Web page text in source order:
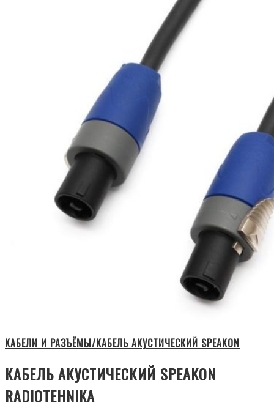
КАБЕЛИ И РАЗЪЁМЫ/КАБЕЛЬ АКУСТИЧЕСКИЙ SPEAKON
КАБЕЛЬ АКУСТИЧЕСКИЙ SPEAKON
RADIOTEHNIKA